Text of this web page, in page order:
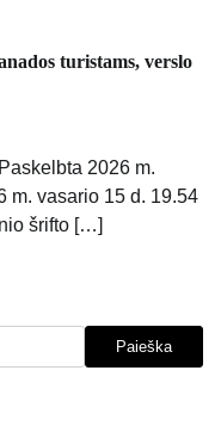
turistams, verslo
2026 m.
m. vasario 15 d. 19.54
šrifto […]
Paieška